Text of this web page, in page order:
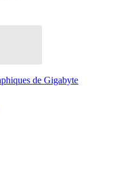
de Gigabyte